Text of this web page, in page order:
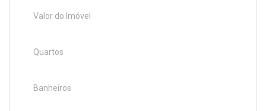
Valor do Imóvel
Quartos
Banheiros